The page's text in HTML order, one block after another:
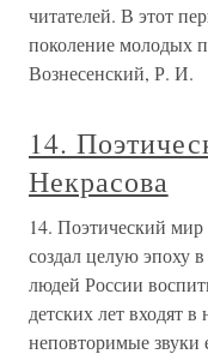
читателей. В этот
поколение молодых
Вознесенский, Р. И.
14.
Некрасова
14. Поэтический
создал целую эпоху
людей России
детских лет входят
неповторимые звуки